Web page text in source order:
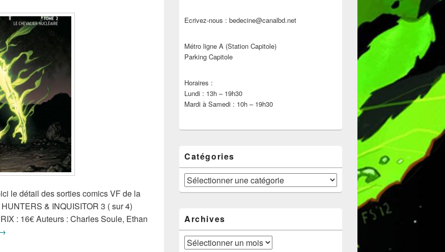
le détail des sorties comics VF de la
& INQUISITOR 3 ( sur 4)
: 16€ Auteurs : Charles Soule, Ethan
des Comics VF de la semaine du 19/02/2025 !!
Ecrivez-nous : bedecine@canalbd.net
Métro ligne A (Station Capitole)
Parking Capitole
Horaires :
Lundi : 13h – 19h30
Mardi à Samedi : 10h – 19h30
Catégories
Catégories
Archives
Archives